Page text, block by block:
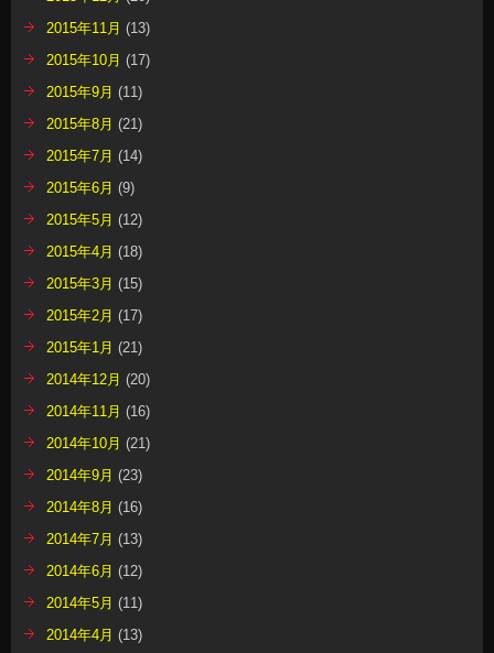
2015年11月 (13)
2015年10月 (17)
2015年9月 (11)
2015年8月 (21)
2015年7月 (14)
2015年6月 (9)
2015年5月 (12)
2015年4月 (18)
2015年3月 (15)
2015年2月 (17)
2015年1月 (21)
2014年12月 (20)
2014年11月 (16)
2014年10月 (21)
2014年9月 (23)
2014年8月 (16)
2014年7月 (13)
2014年6月 (12)
2014年5月 (11)
2014年4月 (13)